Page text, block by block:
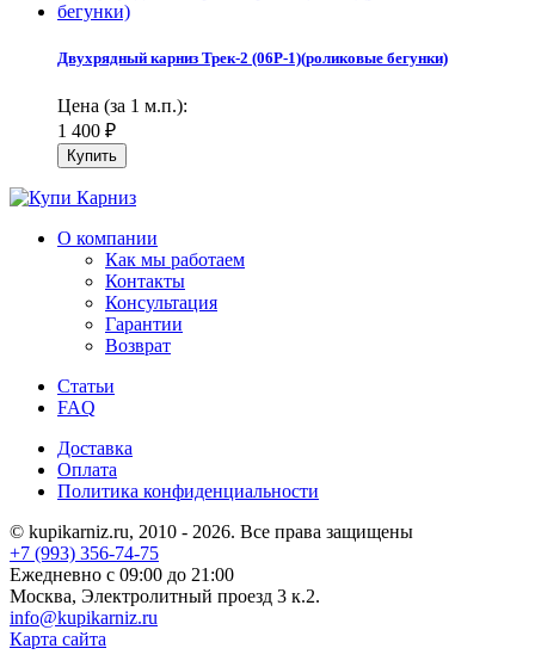
Двухрядный карниз Трек-2 (06Р-1)(роликовые бегунки)
Цена (за 1 м.п.):
1 400 ₽
О компании
Как мы работаем
Контакты
Консультация
Гарантии
Возврат
Статьи
FAQ
Доставка
Оплата
Политика конфиденциальности
© kupikarniz.ru, 2010 - 2026. Все права защищены
+7 (993) 356-74-75
Eжедневно с 09:00 до 21:00
Москва, Электролитный проезд 3 к.2.
info@kupikarniz.ru
Карта сайта